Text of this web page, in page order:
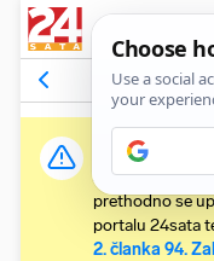
Komentari85
Važna
Svaki korisnik
prethodno se
portalu 24sata
2. članka 94.